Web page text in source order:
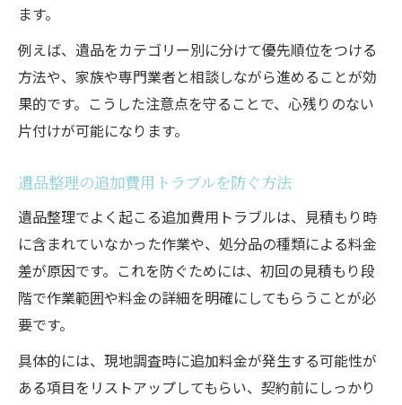
ます。
例えば、遺品をカテゴリー別に分けて優先順位をつける
方法や、家族や専門業者と相談しながら進めることが効
果的です。こうした注意点を守ることで、心残りのない
片付けが可能になります。
遺品整理の追加費用トラブルを防ぐ方法
遺品整理でよく起こる追加費用トラブルは、見積もり時
に含まれていなかった作業や、処分品の種類による料金
差が原因です。これを防ぐためには、初回の見積もり段
階で作業範囲や料金の詳細を明確にしてもらうことが必
要です。
具体的には、現地調査時に追加料金が発生する可能性が
ある項目をリストアップしてもらい、契約前にしっかり